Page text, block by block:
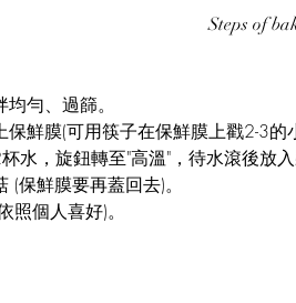
勻、過篩。
鮮膜(可用筷子在保鮮膜上戳2-3的
水，旋鈕轉至"高溫"，待水滾後放
(保鮮膜要再蓋回去)。
照個人喜好)。
Steps of